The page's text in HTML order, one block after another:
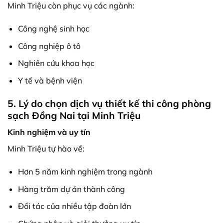
Minh Triệu còn phục vụ các ngành:
Công nghệ sinh học
Công nghiệp ô tô
Nghiên cứu khoa học
Y tế và bệnh viện
5. Lý do chọn dịch vụ thiết kế thi công phòng
sạch Đồng Nai tại Minh Triệu
Kinh nghiệm và uy tín
Minh Triệu tự hào về:
Hơn 5 năm kinh nghiệm trong ngành
Hàng trăm dự án thành công
Đối tác của nhiều tập đoàn lớn